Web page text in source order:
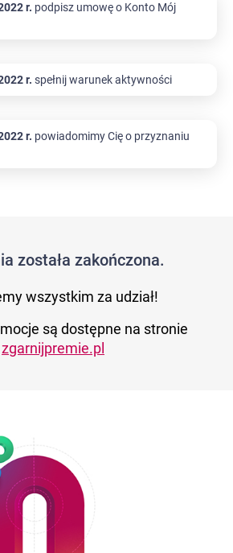
r. podpisz umowę o Konto Mój
r. spełnij warunek aktywności
r. powiadomimy Cię o przyznaniu
została zakończona.
wszystkim za udział!
są dostępne na stronie
zgarnijpremie.pl